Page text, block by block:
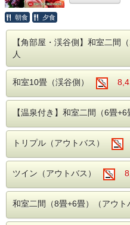
本館の露天風
秋は紅葉を冬
情があります
■館内設備■
・カラオケ
・卓球
・麻雀ルーム
無料でご利用
さん。
楽しくホテル
■周辺観光案
ホテルから片
老神温泉名物
当館からお車で約
6月下旬～8月上旬
7月中旬～9月上旬
8月下旬～12月上
8月下旬～10月中
12月上旬～5月下
1年中（通年
※あくまでも目安
い合わせください
そしてもちろ
朝食 夕食
【角部屋・渓谷側】和室二間
人
和室10畳（渓谷側）
【温泉付き】和室二間（6畳
トリプル（アウトバス）
ツイン（アウトバス）
和室二間（8畳+6畳）（アウ